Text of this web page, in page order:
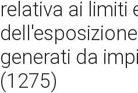
relativa ai
generati da
(1275)